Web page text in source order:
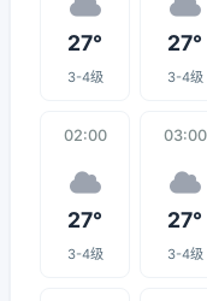
27°
3-4级
27°
3-4级
02:00
27°
3-4级
03:00
27°
3-4级